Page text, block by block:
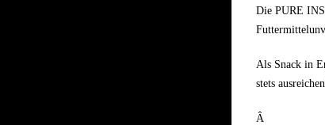
Die PURE
Als Snack in
stets
Â